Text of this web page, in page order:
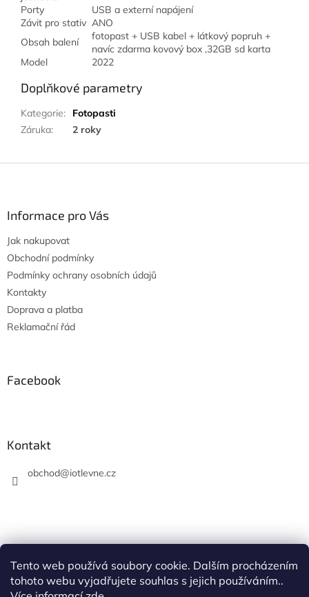
Tento web používá soubory cookie. Dalším procházením
tohoto webu vyjadřujete souhlas s jejich používáním..
Porty
USB a externí napájení
Závit pro stativ ANO
Obsah balení
fotopast + USB kabel + látkový popruh +
navíc zdarma kovový box ,32GB sd karta
Model
2022
Doplňkové parametry
Kategorie:
Fotopasti
Záruka: 2 roky
Informace pro Vás
Jak nakupovat
Obchodní podmínky
Podmínky ochrany osobních údajů
Kontakty
Doprava a platba
Reklamační řád
Facebook
Kontakt
obchod@iotlevne.cz
Hodnocení na Heureka.cz